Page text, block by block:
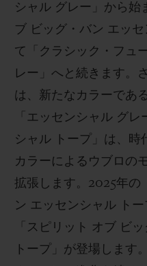
シャル グレー」から始
ブ ビッグ・バン エッ
て「クラシック・フュ
レー」へと続きます。
は、新たなカラーであ
「エッセンシャル グ
シャル トープ」は、時
カラーによるウブロの
拡張します。2025年の
ン エッセンシャル ト
「スピリット オブ ビ
トープ」が登場します